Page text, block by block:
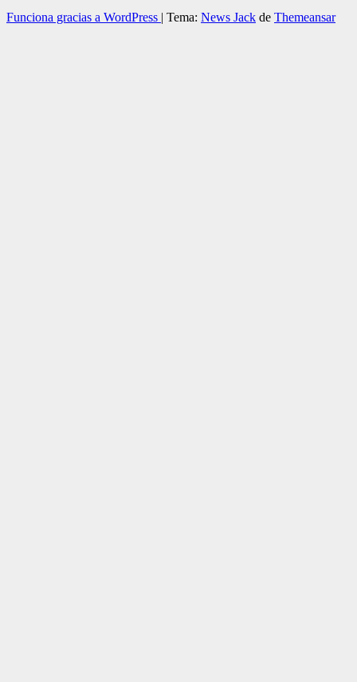
Funciona gracias a WordPress | Tema: News Jack de Themeansar